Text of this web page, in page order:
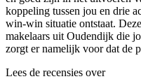
koppeling tussen jou en drie
win-win situatie ontstaat.
makelaars uit Oudendijk die
zorgt er namelijk voor dat de
Lees de recensies over